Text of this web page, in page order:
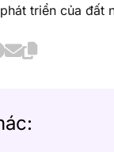
triển của đất